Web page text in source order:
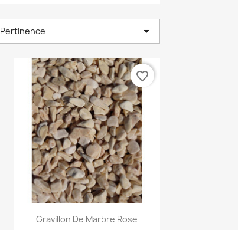
Pertinence 
Aperçu rapide
Gravillon De Marbre Rose
favorite_border